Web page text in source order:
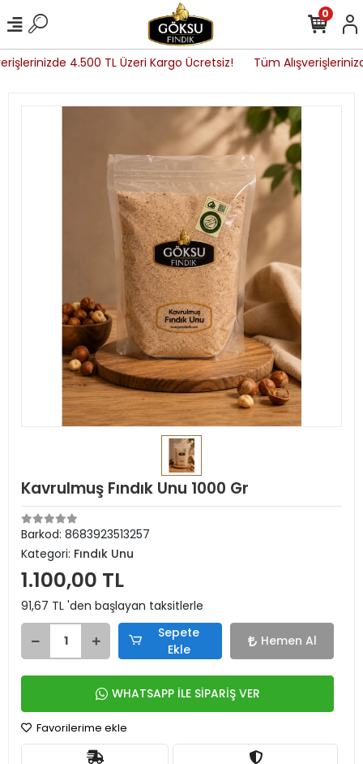
4.500 TL Üzeri Kargo Ücretsiz! Tüm
0
Kavrulmuş Fındık Unu 1000 Gr
Barkod: 8683923513257
Kategori: Fındık Unu
1.100,00 TL
91,67 TL 'den başlayan taksitlerle
Sepete
Ekle
Hemen Al
WHATSAPP İLE SİPARİŞ VER
Favorilerime ekle